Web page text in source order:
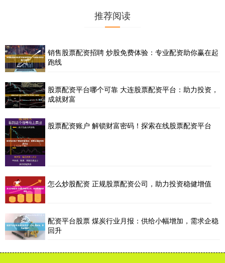
推荐阅读
销售股票配资招聘 炒股免费体验：专业配资助你赢在起
跑线
股票配资平台哪个可靠 大连股票配资平台：助力投资，
成就财富
股票配资账户 解锁财富密码！探索在线股票配资平台
怎么炒股配资 正规股票配资公司，助力投资稳健增值
配资平台股票 煤炭行业月报：供给小幅增加，需求企稳
回升